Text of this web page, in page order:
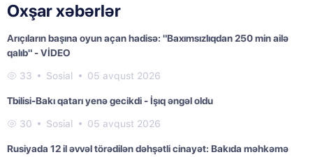
Oxşar xəbərlər
Arıçıların başına oyun açan hadisə: "Baxımsızlıqdan 250 min ailə
qalıb" - VİDEO
33 Sosial 05 avqust 2026
Tbilisi-Bakı qatarı yenə gecikdi - İşıq əngəl oldu
30 Sosial 05 avqust 2026
Rusiyada 12 il əvvəl törədilən dəhşətli cinayət: Bakıda məhkəmə